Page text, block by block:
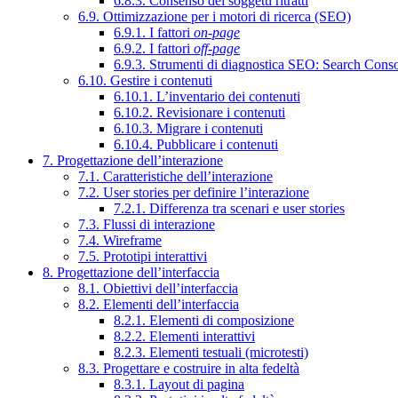
6.9. Ottimizzazione per i motori di ricerca (SEO)
6.9.1. I fattori on-page
6.9.2. I fattori off-page
6.9.3. Strumenti di diagnostica SEO: Search
6.10. Gestire i contenuti
6.10.1. L’inventario dei contenuti
6.10.2. Revisionare i contenuti
6.10.3. Migrare i contenuti
6.10.4. Pubblicare i contenuti
7. Progettazione dell’interazione
7.1. Caratteristiche dell’interazione
7.2. User stories per definire l’interazione
7.2.1. Differenza tra scenari e user stories
7.3. Flussi di interazione
7.4. Wireframe
7.5. Prototipi interattivi
8. Progettazione dell’interfaccia
8.1. Obiettivi dell’interfaccia
8.2. Elementi dell’interfaccia
8.2.1. Elementi di composizione
8.2.2. Elementi interattivi
8.2.3. Elementi testuali (microtesti)
8.3. Progettare e costruire in alta fedeltà
8.3.1. Layout di pagina